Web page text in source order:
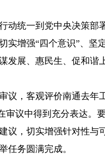
统一到党中央决策部
增强“四个意识”、坚
展、惠民生、促和谐
议，客观评价南通去
议中得到充分表达。
，切实增强针对性
任务圆满完成。